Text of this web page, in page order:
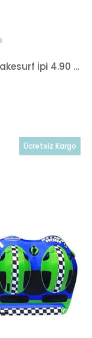
Airhead AHWS-R01 Wakesurf İpi 4.90 mt
Ücretsiz Kargo